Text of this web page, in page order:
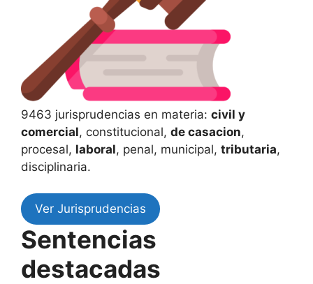
9463 jurisprudencias en materia: civil y
comercial, constitucional, de casacion,
procesal, laboral, penal, municipal, tributaria,
disciplinaria.
Ver Jurisprudencias
Sentencias
destacadas